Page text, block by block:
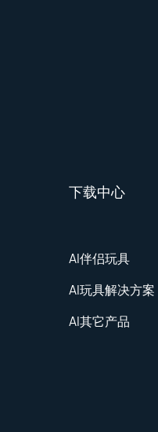
下载中心
AI伴侣玩具
AI玩具解决方案
AI其它产品